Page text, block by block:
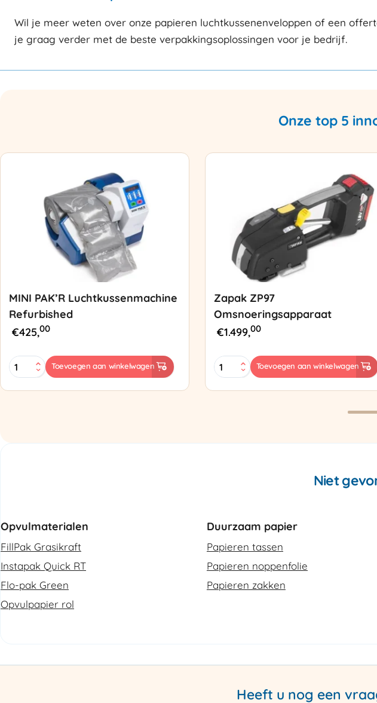
Wil je meer weten over onze papieren luchtkussenenveloppen of een
je graag verder met de beste verpakkingsoplossingen voor je bedrijf.
Onze top 5
MINI PAK’R Luchtkussenmachine
Refurbished
€425,00
MINI
PAK'R
Toevoegen aan winkelwagen
Zapak ZP97
Omsnoeringsapparaat
€1.499,00
Zapak
ZP97
Toevoegen aan winkelwagen
Niet
Opvulmaterialen
FillPak Grasikraft
Instapak Quick RT
Flo-pak Green
Opvulpapier rol
Duurzaam papier
Papieren tassen
Papieren noppenfolie
Papieren zakken
Heeft u nog een